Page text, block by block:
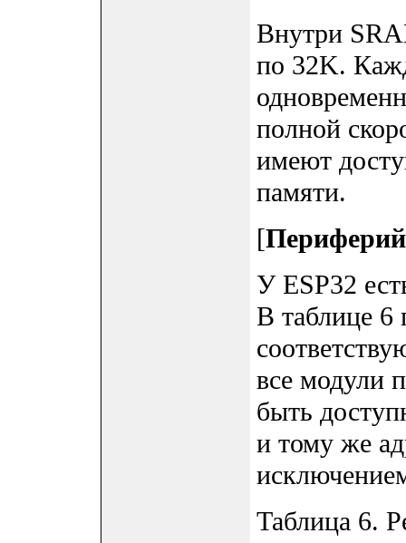
Внутри
по 32K.
полной
имеют
памяти.
[
У ESP32
В таблице 6
все модули
быть
и тому же
Таблица 6.